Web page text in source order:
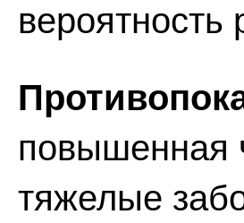
повышенная
тяжелые